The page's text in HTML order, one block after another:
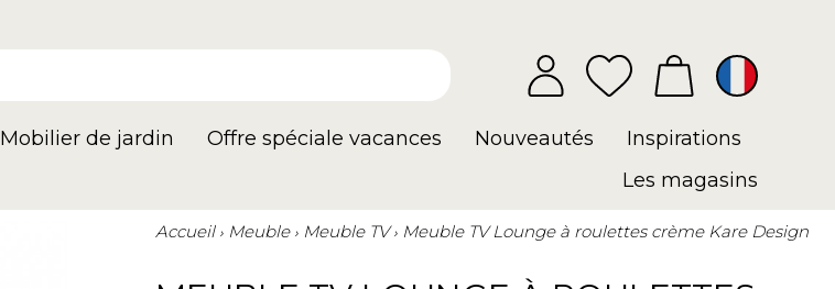
Mobilier de jardin Offre spéciale vacances Nouveautés
Inspirations
Les magasins
Accueil Meuble Meuble TV Meuble TV Lounge à roulettes crème Kare Design